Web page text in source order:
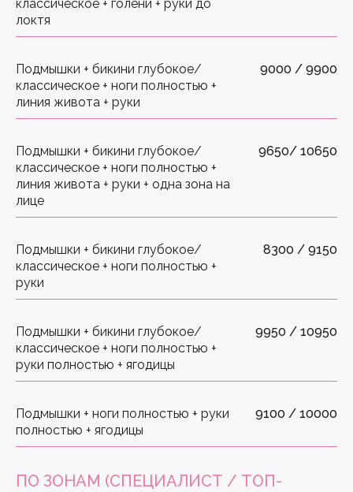
классическое + голени + руки до
локтя
Подмышки + бикини глубокое/
классическое + ноги полностью +
линия живота + руки
9000 / 9900
Подмышки + бикини глубокое/
классическое + ноги полностью +
линия живота + руки + одна зона на
лице
9650/ 10650
Подмышки + бикини глубокое/
классическое + ноги полностью +
руки
8300 / 9150
Подмышки + бикини глубокое/
классическое + ноги полностью +
руки полностью + ягодицы
9950 / 10950
Подмышки + ноги полностью + руки
полностью + ягодицы
9100 / 10000
ПО ЗОНАМ (СПЕЦИАЛИСТ / ТОП-